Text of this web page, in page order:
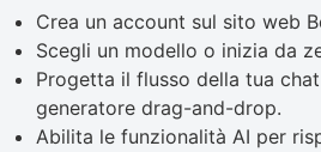
Crea un account sul sito web
Scegli un modello o inizia da
Progetta il flusso della tua
generatore drag-and-drop.
Abilita le funzionalità AI per